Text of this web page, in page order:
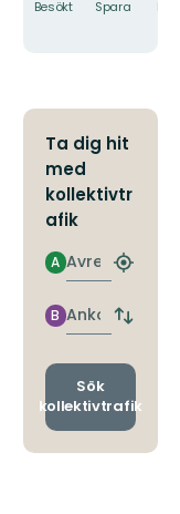
Besökt Spara
Ta dig hit
med
kollektivtr
afik
Avresa
A
Hitta
Ankomst
B
Byt
och
Sök
kollektivtrafik